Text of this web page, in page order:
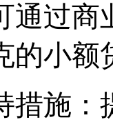
通过商
的小额
措施：